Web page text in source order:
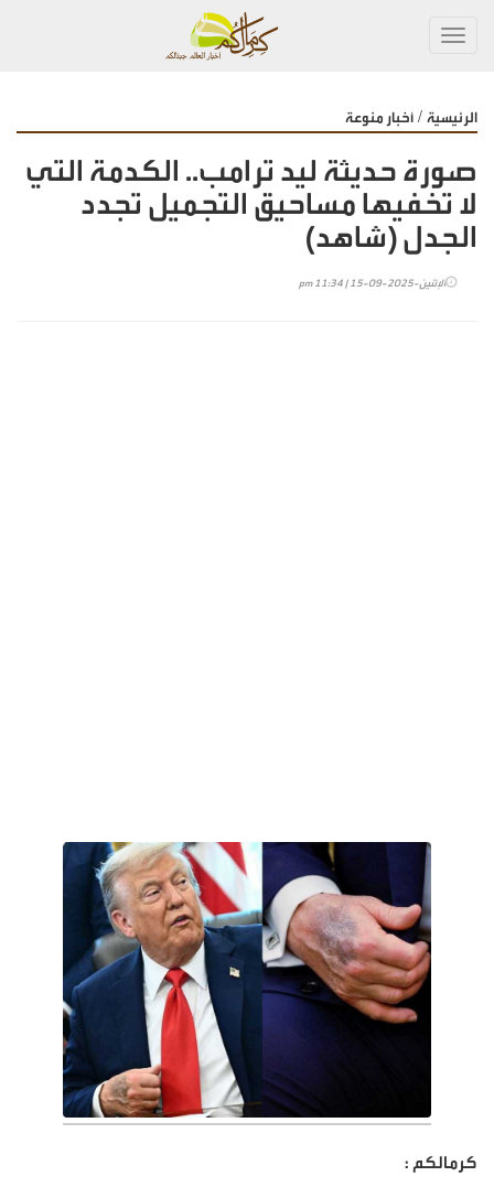
الرئيسية / أخبار منوعة
صورة حديثة ليد ترامب.. الكدمة التي
لا تخفيها مساحيق التجميل تجدد
الجدل (شاهد)
الإثنين-2025-09-15 | 11:34 pm
كرمالكم :